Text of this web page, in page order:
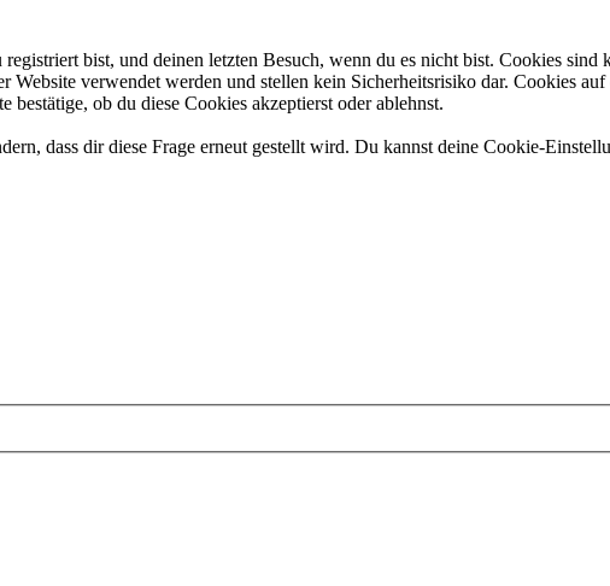
bist, und deinen letzten Besuch, wenn du es nicht bist. Cookies sind
verwendet werden und stellen kein Sicherheitsrisiko dar. Cookies
ob du diese Cookies akzeptierst oder ablehnst.
dass dir diese Frage erneut gestellt wird. Du kannst deine Cookie-